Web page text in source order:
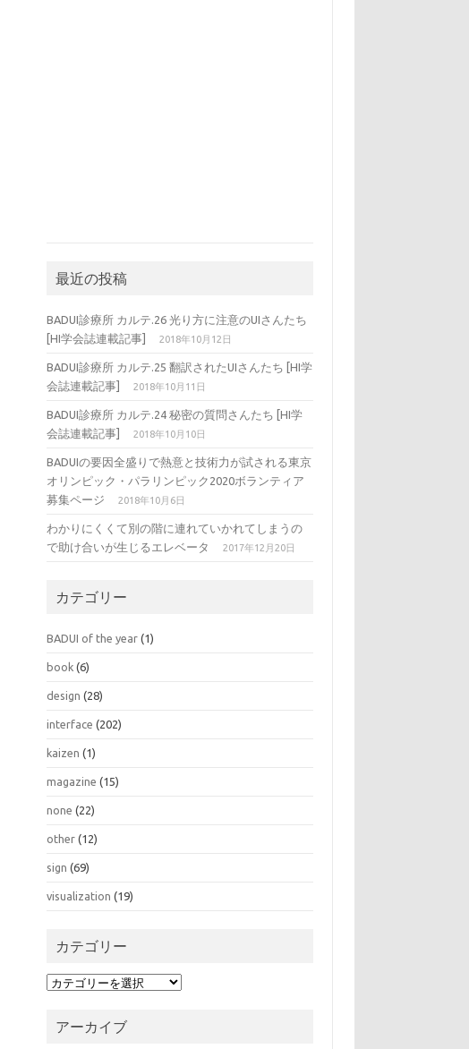
最近の投稿
BADUI診療所 カルテ.26 光り方に注意のUIさんたち
[HI学会誌連載記事]
2018年10月12日
BADUI診療所 カルテ.25 翻訳されたUIさんたち [HI学
会誌連載記事]
2018年10月11日
BADUI診療所 カルテ.24 秘密の質問さんたち [HI学
会誌連載記事]
2018年10月10日
BADUIの要因全盛りで熱意と技術力が試される東京
オリンピック・パラリンピック2020ボランティア
募集ページ
2018年10月6日
わかりにくくて別の階に連れていかれてしまうの
で助け合いが生じるエレベータ
2017年12月20日
カテゴリー
BADUI of the year (1)
book (6)
design (28)
interface (202)
kaizen (1)
magazine (15)
none (22)
other (12)
sign (69)
visualization (19)
カテゴリー
カ
リアーカイブ